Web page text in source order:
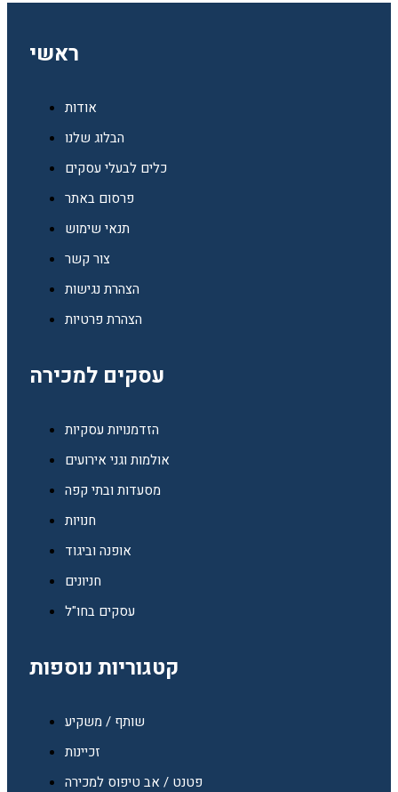
ראשי
אודות
הבלוג שלנו
כלים לבעלי עסקים
פרסום באתר
תנאי שימוש
צור קשר
הצהרת נגישות
הצהרת פרטיות
עסקים למכירה
הזדמנויות עסקיות
אולמות וגני אירועים
מסעדות ובתי קפה
חנויות
אופנה וביגוד
חניונים
עסקים בחו"ל
קטגוריות נוספות
שותף / משקיע
זכיינות
פטנט / אב טיפוס למכירה